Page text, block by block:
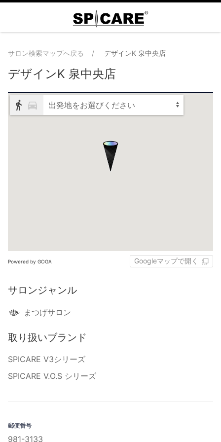
サロン検索マップへ戻る デザインK 泉中央店
デザインK 泉中央店
出発地をお選びください
Powered by GOGA Googleマップで開く
サロンジャンル
まつげサロン
取り扱いブランド
SPICARE V3シリーズ
SPICARE V.O.S シリーズ
郵便番号
981-3133